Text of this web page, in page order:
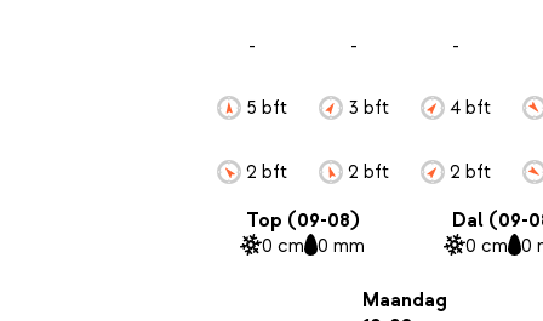
-
5 bft
2 bft
-
3 bft
2 bft
-
4 bft
2 bft
Top (09-08)
0 cm 0 mm
Dal (09-
0 cm 0
Maandag